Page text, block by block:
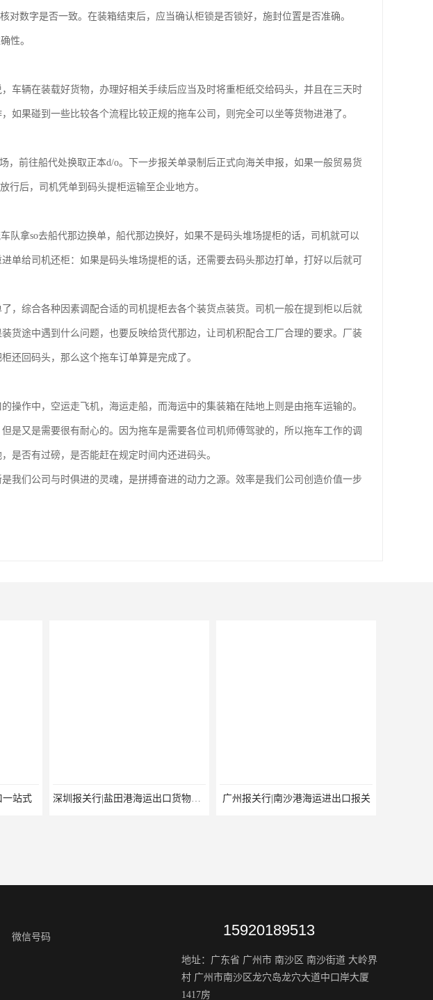
数字是否一致。在装箱结束后，应当确认柜锁是否锁好，施封位置是否准确。
性。
车辆在装载好货物，办理好相关手续后应当及时将重柜纸交给码头，并且在三天时
如果碰到一些比较各个流程比较正规的拖车公司，则完全可以坐等货物进港了。
前往船代处换取正本d/o。下一步报关单录制后正式向海关申报，如果一般贸易货
后，司机凭单到码头提柜运输至企业地方。
队拿so去船代那边换单，船代那边换好，如果不是码头堆场提柜的话，司机就可以
单给司机还柜：如果是码头堆场提柜的话，还需要去码头那边打单，打好以后就可
，综合各种因素调配合适的司机提柜去各个装货点装货。司机一般在提到柜以后就
货途中遇到什么问题，也要反映给货代那边，让司机积配合工厂合理的要求。厂装
还回码头，那么这个拖车订单算是完成了。
操作中，空运走飞机，海运走船，而海运中的集装箱在陆地上则是由拖车运输的。
是又是需要很有耐心的。因为拖车是需要各位司机师傅驾驶的，所以拖车工作的调
是否有过磅，是否能赶在规定时间内还进码头。
我们公司与时俱进的灵魂，是拼搏奋进的动力之源。效率是我们公司创造价值一步
一站式 深圳报关行|盐田港海运出口货物报关行 广州报关行|南沙港海运进出口报关
微信号码 15920189513
地址：广东省 广州市 南沙区 南沙街道 大岭界
村 广州市南沙区龙穴岛龙穴大道中口岸大厦
1417房